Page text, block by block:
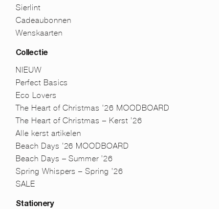
Sierlint
Cadeaubonnen
Wenskaarten
Collectie
NIEUW
Perfect Basics
Eco Lovers
The Heart of Christmas ’26 MOODBOARD
The Heart of Christmas – Kerst ’26
Alle kerst artikelen
Beach Days ’26 MOODBOARD
Beach Days – Summer ’26
Spring Whispers – Spring ’26
SALE
Stationery